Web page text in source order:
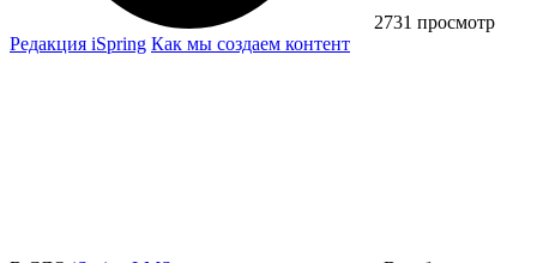
2731 просмотр
Редакция iSpring Как мы создаем контент